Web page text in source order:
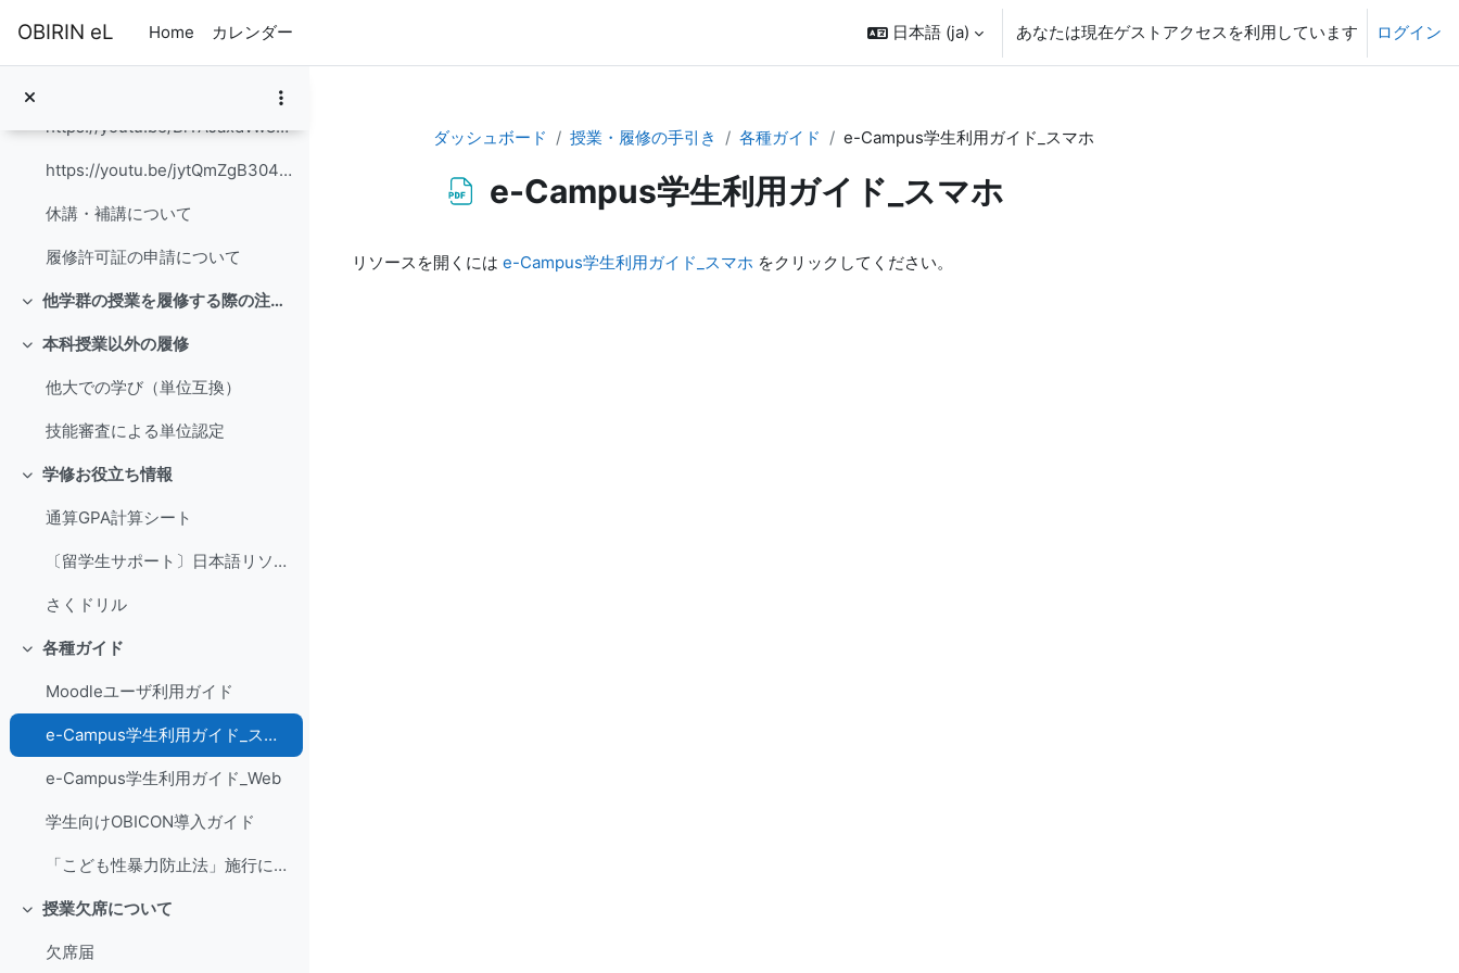
OBIRIN eL Home カレンダー 日本語 ‎(ja)‎ あなたは現在ゲストアクセスを利用しています ログイン
履修ガイド
https://youtu.be/BlYAJaxdvw8 【動画】スマートフォンからの履修登録方法...
https://youtu.be/jytQmZgB304 【動画】パソコンからの履修登録方法(Fo...
休講・補講について
履修許可証の申請について
折りたたむ 他学群の授業を履修する際の注意事項
折りたたむ
本科授業以外の履修
他大での学び（単位互換）
技能審査による単位認定
折りたたむ
学修お役立ち情報
通算GPA計算シート
〔留学生サポート〕日本語リソースセンター（CJL）＆ 日本語クラスゲスト / Japanese Language Resource Centre (CJL) & Japanese Class Guests
さくドリル
折りたたむ
各種ガイド
Moodleユーザ利用ガイド
e-Campus学生利用ガイド_スマホ
e-Campus学生利用ガイド_Web
学生向けOBICON導入ガイド
「こども性暴力防止法」施行に伴う対応
折りたたむ
授業欠席について
欠席届
ダッシュボード 授業・履修の手引き 各種ガイド e-Campus学生利用ガイド_スマホ
e-Campus学生利用ガイド_スマホ
リソースを開くには e-Campus学生利用ガイド_スマホ をクリックしてください。